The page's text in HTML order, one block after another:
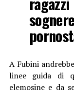
A Fubini
linee guida di
elemosine e da